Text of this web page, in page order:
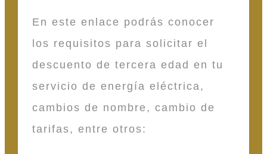
En este enlace podrás conocer
los requisitos para solicitar el
descuento de tercera edad en tu
servicio de energía eléctrica,
cambios de nombre, cambio de
tarifas, entre otros: